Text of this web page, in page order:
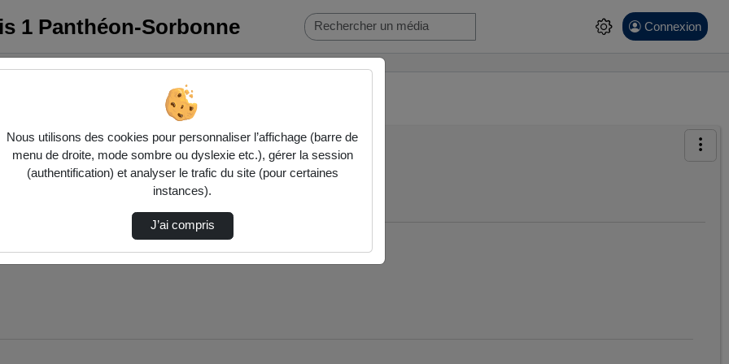
1 Panthéon-Sorbonne Connexion
Nous utilisons des cookies pour personnaliser l’affichage (barre de
menu de droite, mode sombre ou dyslexie etc.), gérer la session
(authentification) et analyser le trafic du site (pour certaines
instances).
J’ai compris